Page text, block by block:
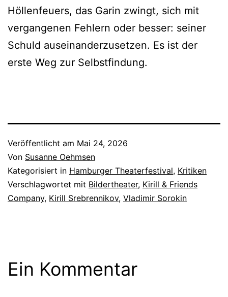
Höllenfeuers, das Garin zwingt, sich mit
vergangenen Fehlern oder besser: seiner
Schuld auseinanderzusetzen. Es ist der
erste Weg zur Selbstfindung.
Veröffentlicht am Mai 24, 2026
Von Susanne Oehmsen
Kategorisiert in Hamburger Theaterfestival, Kritiken
Verschlagwortet mit Bildertheater, Kirill & Friends
Company, Kirill Srebrennikov, Vladimir Sorokin
Ein Kommentar